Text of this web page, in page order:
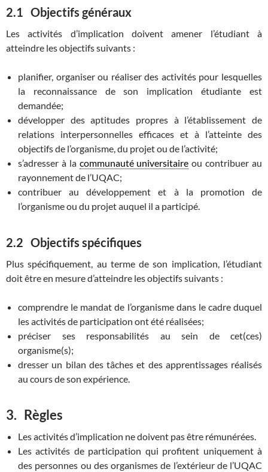
2.1 Objectifs généraux
Les activités d’implication doivent amener l’étudiant à
atteindre les objectifs suivants :
planifier, organiser ou réaliser des activités pour lesquelles
la reconnaissance de son implication étudiante est
demandée;
développer des aptitudes propres à l’établissement de
relations interpersonnelles efficaces et à l’atteinte des
objectifs de l’organisme, du projet ou de l’activité;
s’adresser à la communauté universitaire ou contribuer au
rayonnement de l’UQAC;
contribuer au développement et à la promotion de
l’organisme ou du projet auquel il a participé.
2.2 Objectifs spécifiques
Plus spécifiquement, au terme de son implication, l’étudiant
doit être en mesure d’atteindre les objectifs suivants :
comprendre le mandat de l’organisme dans le cadre duquel
les activités de participation ont été réalisées;
préciser ses responsabilités au sein de cet(ces)
organisme(s);
dresser un bilan des tâches et des apprentissages réalisés
au cours de son expérience.
3. Règles
Les activités d’implication ne doivent pas être rémunérées.
Les activités de participation qui profitent uniquement à
des personnes ou des organismes de l’extérieur de l’UQAC